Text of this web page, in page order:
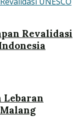
Revalidasi
Lebaran